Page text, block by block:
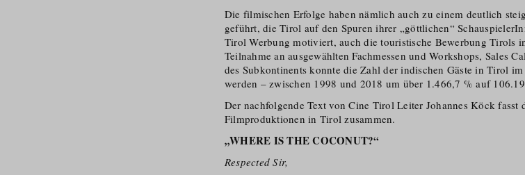
Die filmischen Erfolge haben nämlich auch zu einem deutlich
geführt, die Tirol auf den Spuren ihrer „göttlichen“
Tirol Werbung motiviert, auch die touristische Bewerbung Tirols
Teilnahme an ausgewählten Fachmessen und Workshops, Sales
des Subkontinents konnte die Zahl der indischen Gäste in Tirol
werden – zwischen 1998 und 2018 um über 1.466,7 % auf
Der nachfolgende Text von Cine Tirol Leiter Johannes Köck fasst
Filmproduktionen in Tirol zusammen.
„WHERE IS THE COCONUT?“
Respected Sir,